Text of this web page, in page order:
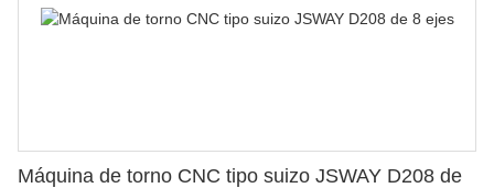
Máquina de torno CNC tipo suizo JSWAY D208 de